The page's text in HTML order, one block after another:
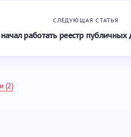
СЛЕДУЮЩАЯ СТАТЬЯ
работать реестр
(2)